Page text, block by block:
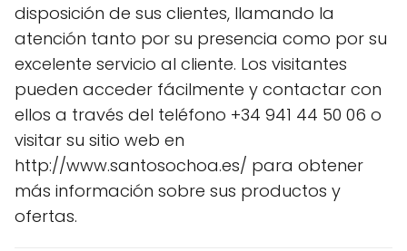
disposición de sus clientes, llamando la
atención tanto por su presencia como por su
excelente servicio al cliente. Los visitantes
pueden acceder fácilmente y contactar con
ellos a través del teléfono +34 941 44 50 06 o
visitar su sitio web en
http://www.santosochoa.es/ para obtener
más información sobre sus productos y
ofertas.